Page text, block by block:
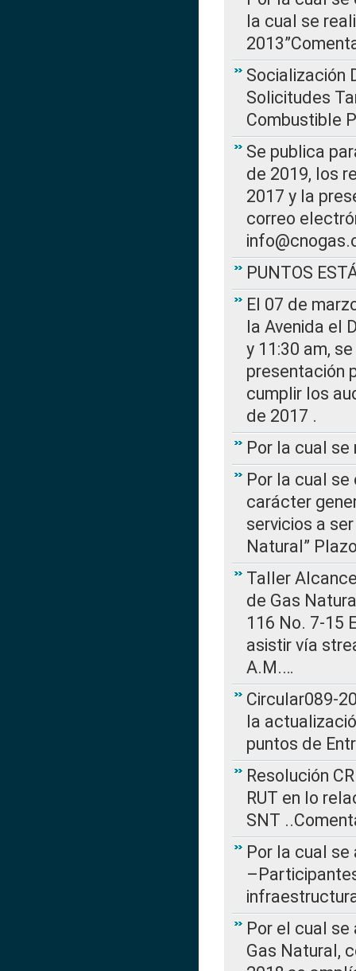
la cual se
Socialización
Solicitudes
Combustible
Se publica
de 2019, los
2017 y la
correo
PUNTOS
El 07 de
la Avenida el
y 11:30 am,
presentación
cumplir los
de 2017 .
Por la cual se
Por la cual
carácter
servicios a
Natural”
Taller
de Gas
116 No. 7-15
asistir vía
A.M.…
Circular089-
la
puntos de
Resolución
RUT en lo
SNT
Por la cual se
Por el cual
Gas Natural,